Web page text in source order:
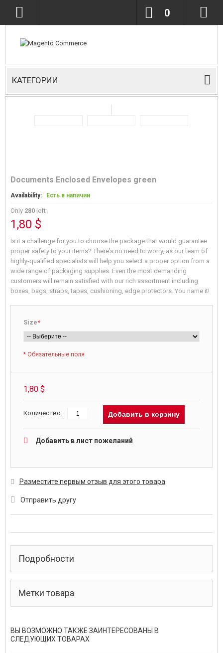
0
КАТЕГОРИИ
Documents Enclosed Envelopes green
Availability: Есть в наличии
Only 280left
1,80 $
Is it a challenge for you to choose the package that would guarantee
proper safety to your items? There's no need to worry, as our team of
highly-qualified specialists will help you select a proper option from a
wide range of packaging supplies. Even the most demanding
customers will remain satisfied with our rich assortment including
boxes, bags, straps, tapes, cushioning, edge protectors. You name it!
*
Size
* Обязательные поля
1,80 $
Количество: Добавить в корзину
Добавить в лист пожеланий
Разместите первым отзыв для этого товара
Отправить другу
Подробности
Метки товара
ВЫ ВОЗМОЖНО ТАКЖЕ ЗАИНТЕРЕСОВАНЫ В
СЛЕДУЮЩИХ ТОВАРАХ